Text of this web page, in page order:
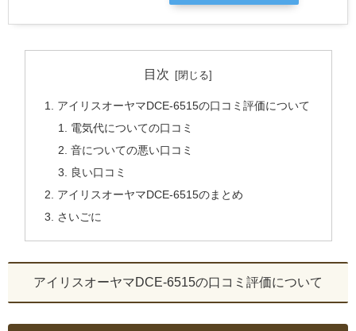
目次
アイリスオーヤマDCE-6515の口コミ評価について
電気代についての口コミ
音についての悪い口コミ
良い口コミ
アイリスオーヤマDCE-6515のまとめ
さいごに
アイリスオーヤマDCE-6515の口コミ評価について